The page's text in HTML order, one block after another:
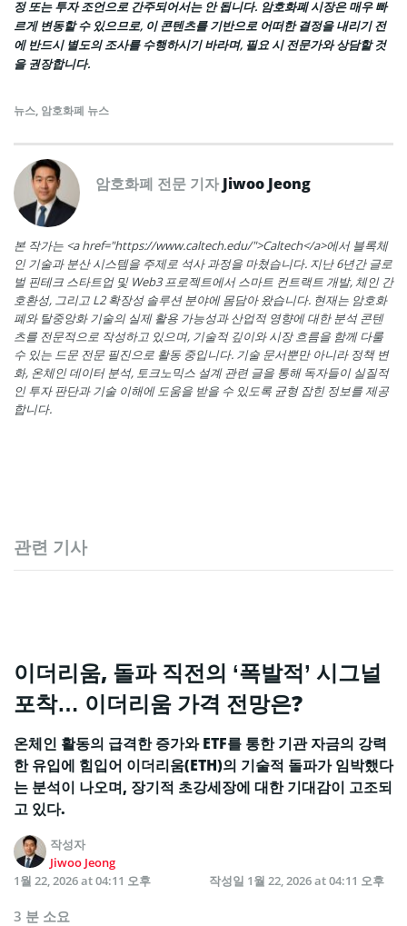
정 또는 투자 조언으로 간주되어서는 안 됩니다. 암호화폐 시장은 매우 빠
르게 변동할 수 있으므로, 이 콘텐츠를 기반으로 어떠한 결정을 내리기 전
에 반드시 별도의 조사를 수행하시기 바라며, 필요 시 전문가와 상담할 것
을 권장합니다.
뉴스, 암호화폐 뉴스
암호화폐 전문 기자Jiwoo Jeong
본 작가는 <a href="https://www.caltech.edu/">Caltech</a>에서 블록체
인 기술과 분산 시스템을 주제로 석사 과정을 마쳤습니다. 지난 6년간 글로
벌 핀테크 스타트업 및 Web3 프로젝트에서 스마트 컨트랙트 개발, 체인 간
호환성, 그리고 L2 확장성 솔루션 분야에 몸담아 왔습니다. 현재는 암호화
폐와 탈중앙화 기술의 실제 활용 가능성과 산업적 영향에 대한 분석 콘텐
츠를 전문적으로 작성하고 있으며, 기술적 깊이와 시장 흐름을 함께 다룰
수 있는 드문 전문 필진으로 활동 중입니다. 기술 문서뿐만 아니라 정책 변
화, 온체인 데이터 분석, 토크노믹스 설계 관련 글을 통해 독자들이 실질적
인 투자 판단과 기술 이해에 도움을 받을 수 있도록 균형 잡힌 정보를 제공
합니다.
관련 기사
이더리움, 돌파 직전의 ‘폭발적’ 시그널
포착… 이더리움 가격 전망은?
온체인 활동의 급격한 증가와 ETF를 통한 기관 자금의 강력
한 유입에 힘입어 이더리움(ETH)의 기술적 돌파가 임박했다
는 분석이 나오며, 장기적 초강세장에 대한 기대감이 고조되
고 있다.
작성자
Jiwoo Jeong
1월 22, 2026 at 04:11 오후
작성일 1월 22, 2026 at 04:11 오후
3 분 소요